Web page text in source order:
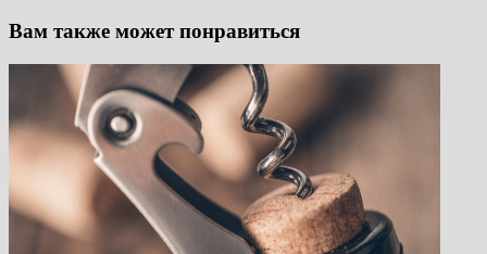
Вам также может понравиться